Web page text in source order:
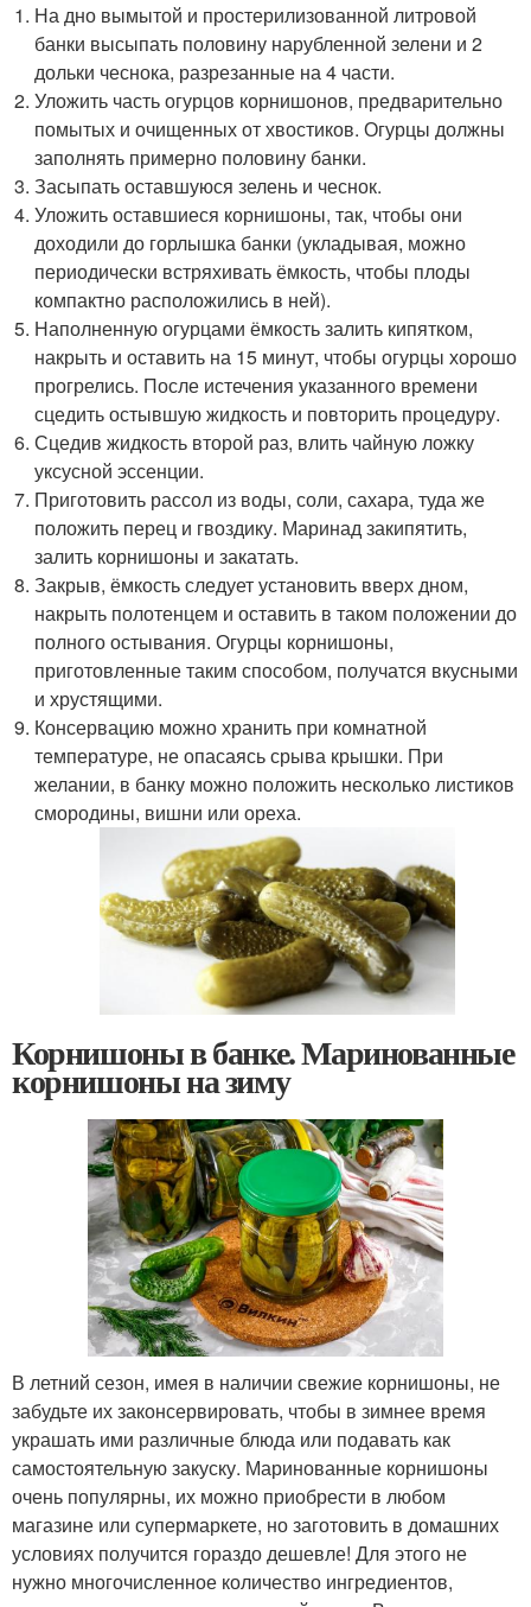
На дно вымытой и простерилизованной литровой
банки высыпать половину нарубленной зелени и 2
дольки чеснока, разрезанные на 4 части.
Уложить часть огурцов корнишонов, предварительно
помытых и очищенных от хвостиков. Огурцы должны
заполнять примерно половину банки.
Засыпать оставшуюся зелень и чеснок.
Уложить оставшиеся корнишоны, так, чтобы они
доходили до горлышка банки (укладывая, можно
периодически встряхивать ёмкость, чтобы плоды
компактно расположились в ней).
Наполненную огурцами ёмкость залить кипятком,
накрыть и оставить на 15 минут, чтобы огурцы хорошо
прогрелись. После истечения указанного времени
сцедить остывшую жидкость и повторить процедуру.
Сцедив жидкость второй раз, влить чайную ложку
уксусной эссенции.
Приготовить рассол из воды, соли, сахара, туда же
положить перец и гвоздику. Маринад закипятить,
залить корнишоны и закатать.
Закрыв, ёмкость следует установить вверх дном,
накрыть полотенцем и оставить в таком положении до
полного остывания. Огурцы корнишоны,
приготовленные таким способом, получатся вкусными
и хрустящими.
Консервацию можно хранить при комнатной
температуре, не опасаясь срыва крышки. При
желании, в банку можно положить несколько листиков
смородины, вишни или ореха.
Корнишоны в банке. Маринованные
корнишоны на зиму
В летний сезон, имея в наличии свежие корнишоны, не
забудьте их законсервировать, чтобы в зимнее время
украшать ими различные блюда или подавать как
самостоятельную закуску. Маринованные корнишоны
очень популярны, их можно приобрести в любом
магазине или супермаркете, но заготовить в домашних
условиях получится гораздо дешевле! Для этого не
нужно многочисленное количество ингредиентов,